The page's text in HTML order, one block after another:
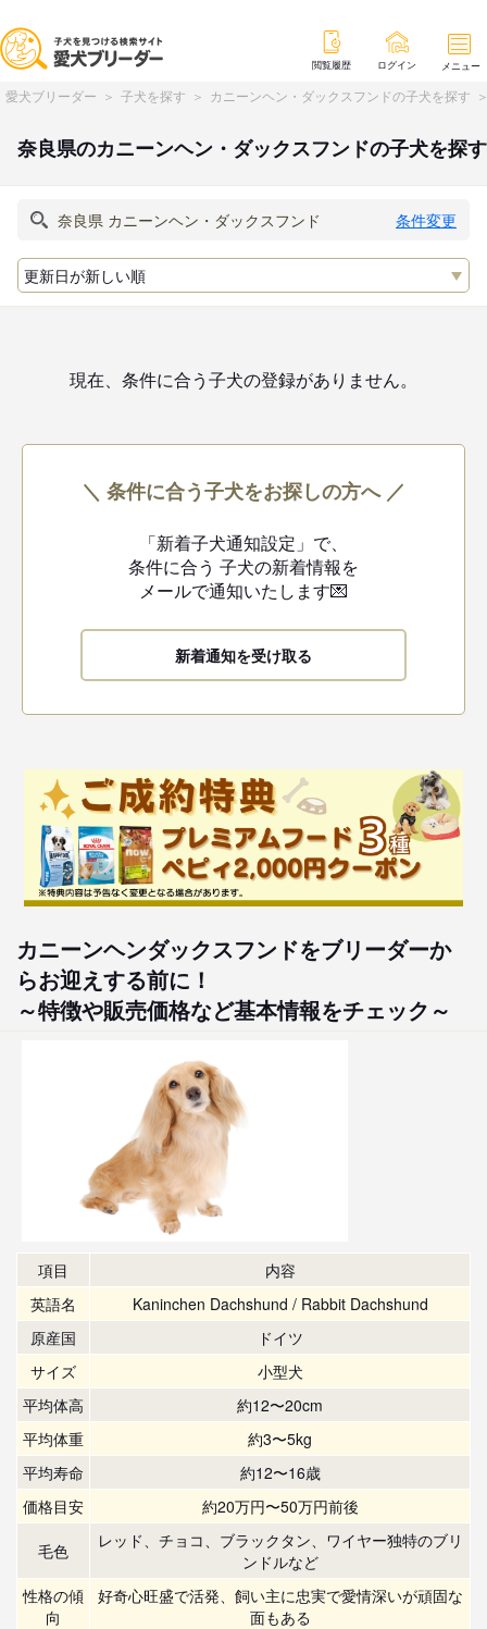
閲覧履歴 ログイン メニュー
愛犬ブリーダー 子犬を探す カニーンヘン・ダックスフンドの子犬を探す
奈良県のカニーンヘン・ダックスフンドの子犬を探す
条件変更
現在、条件に合う子犬の登録がありません。
＼ 条件に合う子犬をお探しの方へ ／
「新着子犬通知設定」で、
条件に合う 子犬の新着情報を
メールで通知いたします💌
新着通知を受け取る
カニーンヘンダックスフンドをブリーダーか
らお迎えする前に！
～特徴や販売価格など基本情報をチェック～
項目
内容
英語名
Kaninchen Dachshund / Rabbit Dachshund
原産国
ドイツ
サイズ
小型犬
平均体高
約12〜20cm
平均体重
約3〜5kg
平均寿命
約12〜16歳
価格目安
約20万円〜50万円前後
毛色
レッド、チョコ、ブラックタン、ワイヤー独特のブリ
ンドルなど
性格の傾
向
好奇心旺盛で活発、飼い主に忠実で愛情深いが頑固な
面もある